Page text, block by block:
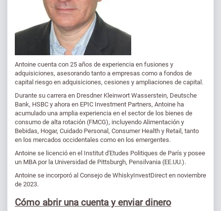
Antoine cuenta con 25 años de experiencia en fusiones y
adquisiciones, asesorando tanto a empresas como a fondos de
capital riesgo en adquisiciones, cesiones y ampliaciones de capital.
Durante su carrera en Dresdner Kleinwort Wasserstein, Deutsche
Bank, HSBC y ahora en EPIC Investment Partners, Antoine ha
acumulado una amplia experiencia en el sector de los bienes de
consumo de alta rotación (FMCG), incluyendo Alimentación y
Bebidas, Hogar, Cuidado Personal, Consumer Health y Retail, tanto
en los mercados occidentales como en los emergentes.
Antoine se licenció en el Institut d'Etudes Politiques de París y posee
un MBA por la Universidad de Pittsburgh, Pensilvania (EE.UU.).
Antoine se incorporó al Consejo de WhiskyInvestDirect en noviembre
de 2023.
Cómo abrir una cuenta y enviar dinero